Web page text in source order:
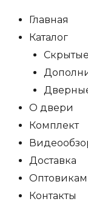
Главная
Каталог
О двери
Комплект
Доставка
Оптовикам
Контакты